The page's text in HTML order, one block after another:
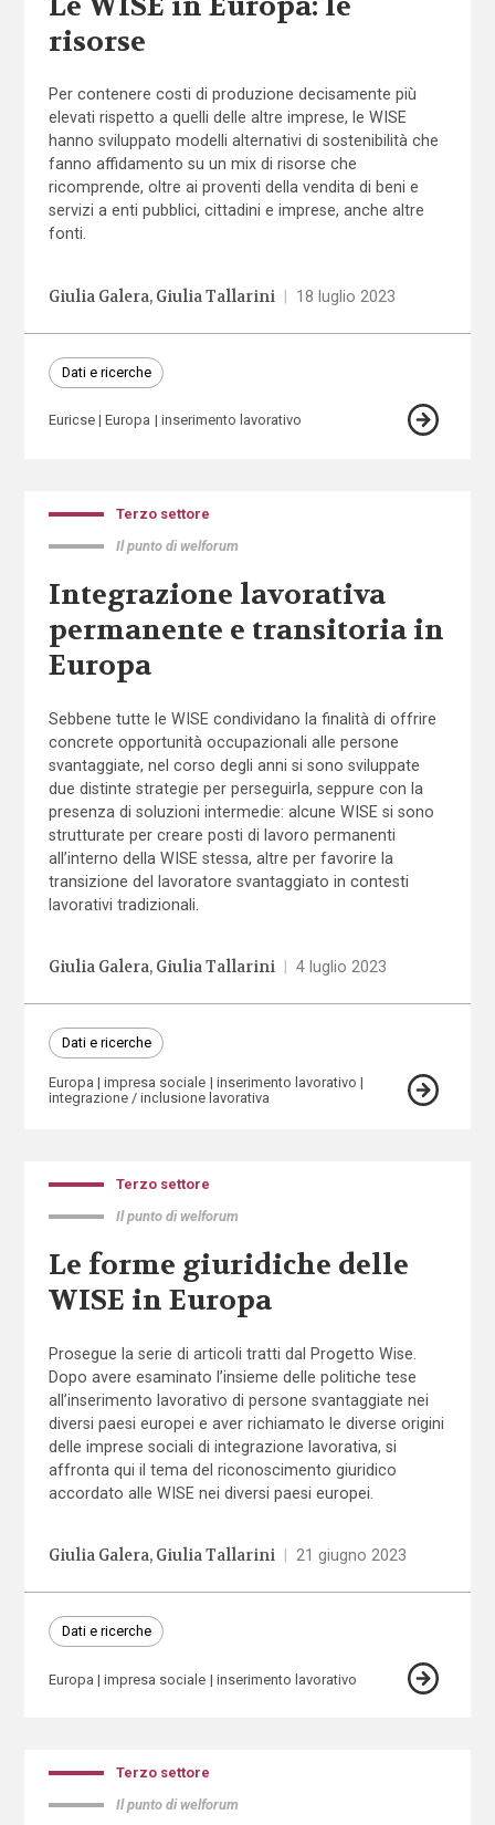
risorse
Per contenere costi di produzione decisamente più
elevati rispetto a quelli delle altre imprese, le WISE
hanno sviluppato modelli alternativi di sostenibilità che
fanno affidamento su un mix di risorse che
ricomprende, oltre ai proventi della vendita di beni e
servizi a enti pubblici, cittadini e imprese, anche altre
fonti.
Giulia Galera Giulia Tallarini 18 luglio 2023
Dati e ricerche
Euricse Europa inserimento lavorativo
Terzo settore
Il punto di welforum
Integrazione lavorativa
permanente e transitoria in
Europa
Sebbene tutte le WISE condividano la finalità di offrire
concrete opportunità occupazionali alle persone
svantaggiate, nel corso degli anni si sono sviluppate
due distinte strategie per perseguirla, seppure con la
presenza di soluzioni intermedie: alcune WISE si sono
strutturate per creare posti di lavoro permanenti
all’interno della WISE stessa, altre per favorire la
transizione del lavoratore svantaggiato in contesti
lavorativi tradizionali.
Giulia Galera Giulia Tallarini 4 luglio 2023
Dati e ricerche
Europa impresa sociale
inserimento lavorativo
integrazione / inclusione lavorativa
Terzo settore
Il punto di welforum
Le forme giuridiche delle
WISE in Europa
Prosegue la serie di articoli tratti dal Progetto Wise.
Dopo avere esaminato l’insieme delle politiche tese
all’inserimento lavorativo di persone svantaggiate nei
diversi paesi europei e aver richiamato le diverse origini
delle imprese sociali di integrazione lavorativa, si
affronta qui il tema del riconoscimento giuridico
accordato alle WISE nei diversi paesi europei.
Giulia Galera Giulia Tallarini 21 giugno 2023
Dati e ricerche
Europa impresa sociale inserimento lavorativo
Terzo settore
Il punto di welforum